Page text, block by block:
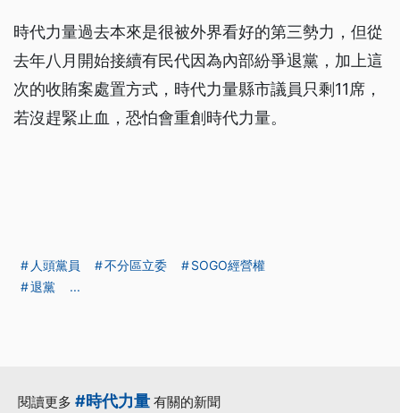
時代力量過去本來是很被外界看好的第三勢力，但從
去年八月開始接續有民代因為內部紛爭退黨，加上這
次的收賄案處置方式，時代力量縣市議員只剩11席，
若沒趕緊止血，恐怕會重創時代力量。
人頭黨員 不分區立委
SOGO經營權
退黨
...
閱讀更多 #時代力量 有關的新聞